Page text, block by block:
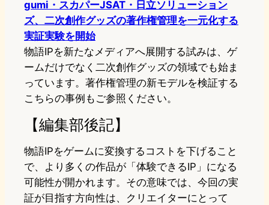
gumi・スカパーJSAT・日立ソリューション
ズ、二次創作グッズの著作権管理を一元化する
実証実験を開始
物語IPを新たなメディアへ展開する試みは、ゲ
ームだけでなく二次創作グッズの領域でも始ま
っています。著作権管理の新モデルを検証する
こちらの事例もご参照ください。
【編集部後記】
物語IPをゲームに変換するコストを下げること
で、より多くの作品が「体験できるIP」になる
可能性が開かれます。その意味では、今回の実
証が目指す方向性は、クリエイターにとって